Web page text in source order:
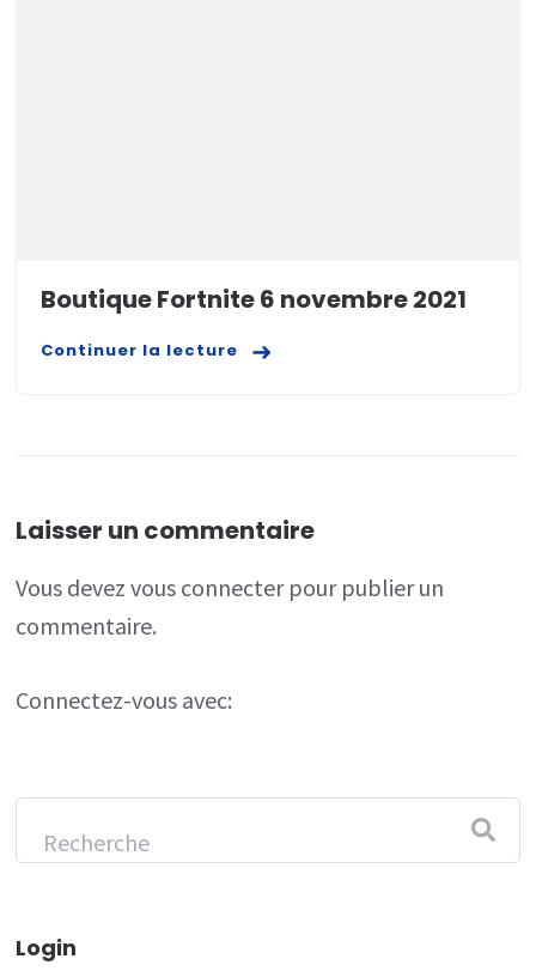
Boutique Fortnite 6 novembre 2021
Continuer la lecture
Laisser un commentaire
Vous devezvous connecterpour publier un
commentaire.
Connectez-vous avec:
Login